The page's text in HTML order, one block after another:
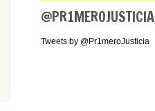
@PR1MEROJUSTICIA
Tweets by @Pr1meroJusticia